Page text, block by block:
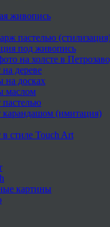
живопись
пастелью
под живопись
на холсте в
дереве
на досках
маслом
пастелью
карандашом (имитация)
в стиле Touch Art
картины